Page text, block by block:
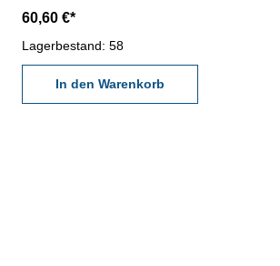
Aufnahme - Gestänge von
Art.-Nr. 208.109.4 -
Gesamthöhe: 375 mm
60,60 €*
Lagerbestand: 58
In den Warenkorb